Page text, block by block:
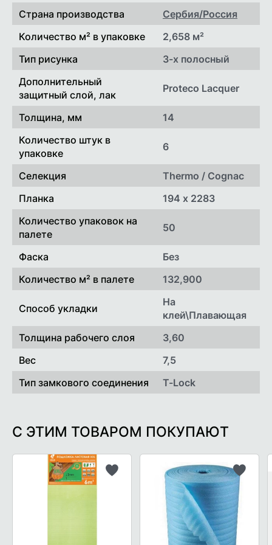
Страна производства
Сербия/Россия
Количество м² в упаковке
2,658 м²
Тип рисунка
3-х полосный
Дополнительный
защитный слой, лак
Proteco Lacquer
Толщина, мм
14
Количество штук в
упаковке
6
Селекция
Thermo / Cognac
Планка
194 x 2283
Количество упаковок на
палете
50
Фаска
Без
Количество м² в палете
132,900
Способ укладки
На
клей\Плавающая
Толщина рабочего слоя
3,60
Вес
7,5
Тип замкового соединения
T-Lock
С ЭТИМ ТОВАРОМ ПОКУПАЮТ
в
список